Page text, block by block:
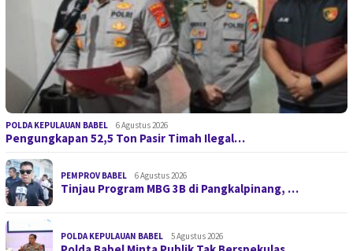
POLDA KEPULAUAN BABEL 6 Agustus 2026
Pengungkapan 52,5 Ton Pasir Timah Ilegal…
PEMPROV BABEL 6 Agustus 2026
Tinjau Program MBG 3B di Pangkalpinang, …
POLDA KEPULAUAN BABEL 5 Agustus 2026